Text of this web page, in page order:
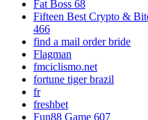
Fat Boss 68
Fifteen Best Crypto &
466
find a mail order bride
Flagman
fmciclismo.net
fortune tiger brazil
fr
freshbet
Fun88 Game 607